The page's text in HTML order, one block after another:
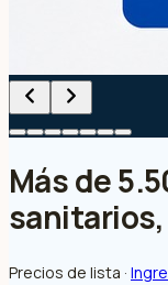
Más de
Precios de lista ·